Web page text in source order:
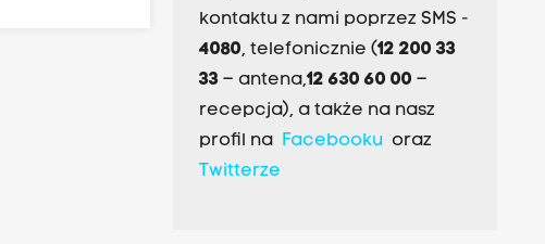
kontaktu z nami poprzez SMS -
4080, telefonicznie (12 200 33
33– antena,12 630 60 00 –
recepcja), a także na nasz
profil na Facebookuoraz
Twitterze